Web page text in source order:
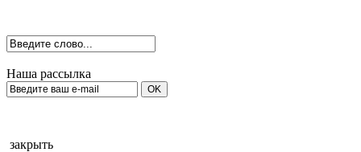
Наша рассылка
закрыть